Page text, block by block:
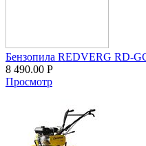
Бензопила REDVERG RD-
8 490.00 Р
Просмотр